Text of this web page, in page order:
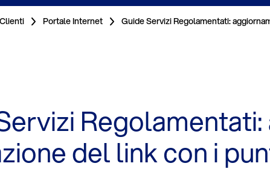
Portale Internet Guide Servizi Regolamentati:
del link con i